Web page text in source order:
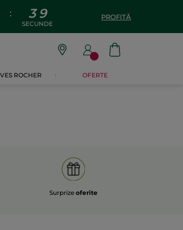
: 3 8
SECUNDE
PROFITĂ
ROCHER OFERTE
Surprize oferite